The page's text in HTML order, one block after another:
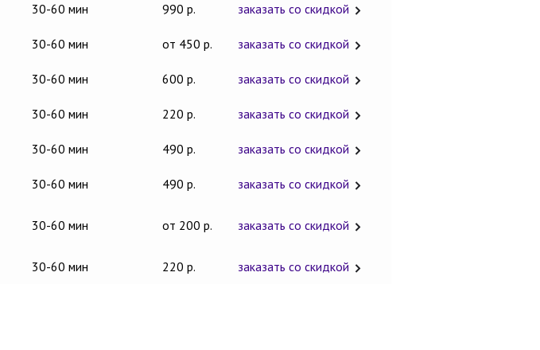
30-60 мин 990 р. заказать со скидкой
30-60 мин от 450 р. заказать со скидкой
30-60 мин 600 р. заказать со скидкой
30-60 мин 220 р. заказать со скидкой
30-60 мин 490 р. заказать со скидкой
30-60 мин 490 р. заказать со скидкой
30-60 мин от 200 р. заказать со скидкой
30-60 мин 220 р. заказать со скидкой